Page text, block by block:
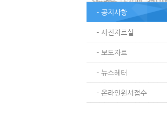
- 공지사항
- 사진자료실
- 보도자료
- 뉴스레터
- 온라인원서접수